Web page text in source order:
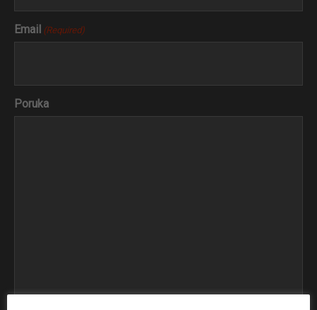
Email (Required)
Poruka